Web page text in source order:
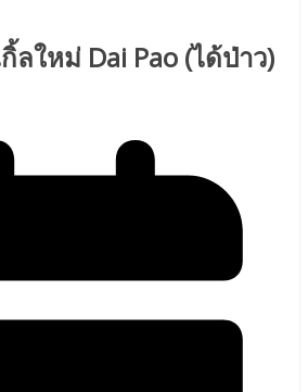
ลใหม่ Dai Pao (ได้ป่าว)